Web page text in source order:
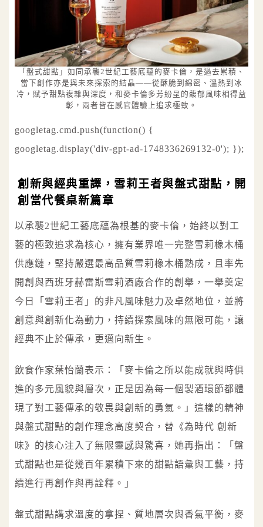
「盤式甜點」如同承襲2世紀工藝底蘊的麥卡倫，是過去累積、
當下創作亦是與未來探索的結晶——從酥脆到綿密、溫熱到冰
冷，賦予甜點複雜與深度，和麥卡倫多芳紛呈的馥郁風味相得益
彰，兩者皆在感官體驗上追求極致。
googletag.cmd.push(function() {
googletag.display('div-gpt-ad-1748336269132-0'); });
創新與經典重譯，雪莉王者與盤式甜點，開
創當代餐桌新篇章
以承襲2世紀工藝底蘊為根基的麥卡倫，始終以對工
藝的極致追求為核心，擁有業界唯一完整雪莉橡木桶
供應鏈，堅持嚴選最高品質雪莉橡木桶熟成，且率先
開創與西班牙赫雷斯雪莉酒廠合作的創舉，一舉奠定
今日「雪莉王者」的非凡風味魅力及卓然地位，並將
創意與創新化為動力，持續探索風味的無限可能，讓
經典不止於傳承，更邁向新生。
飲食作家葉怡蘭表示：「麥卡倫之所以能成就與時俱
進的多元風貌與層次，正是因為每一個製酒環節都體
現了對工藝傳承的敬畏與創新的勇氣。」這樣的精神
與盤式甜點的創作理念高度契合，替《為時代 創新
味》的核心注入了無限靈感與驚喜，她再指出：「盤
式甜點也是從幾百年累積下來的甜點語彙與工藝，持
續進行再創作與再詮釋。」
盤式甜點講求溫度的拿捏、質地層次與香氣平衡，麥